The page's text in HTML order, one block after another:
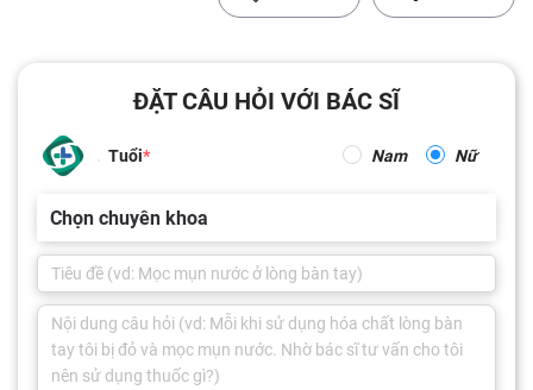
ĐẶT CÂU HỎI VỚI BÁC SĨ
Tuổi Nam Nữ
Chọn chuyên khoa